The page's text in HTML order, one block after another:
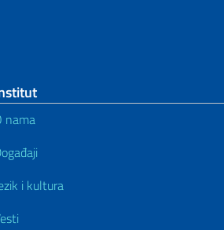
nama
i kultura